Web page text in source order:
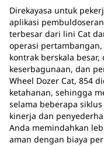
Direkayasa untuk
aplikasi
terbesar dari lini Cat
operasi
kontrak berskala
keserbagunaan, dan
Wheel Dozer Cat, 854
ketahanan, sehingga
selama beberapa
kinerja dan
Anda memindahkan
aman dengan biaya